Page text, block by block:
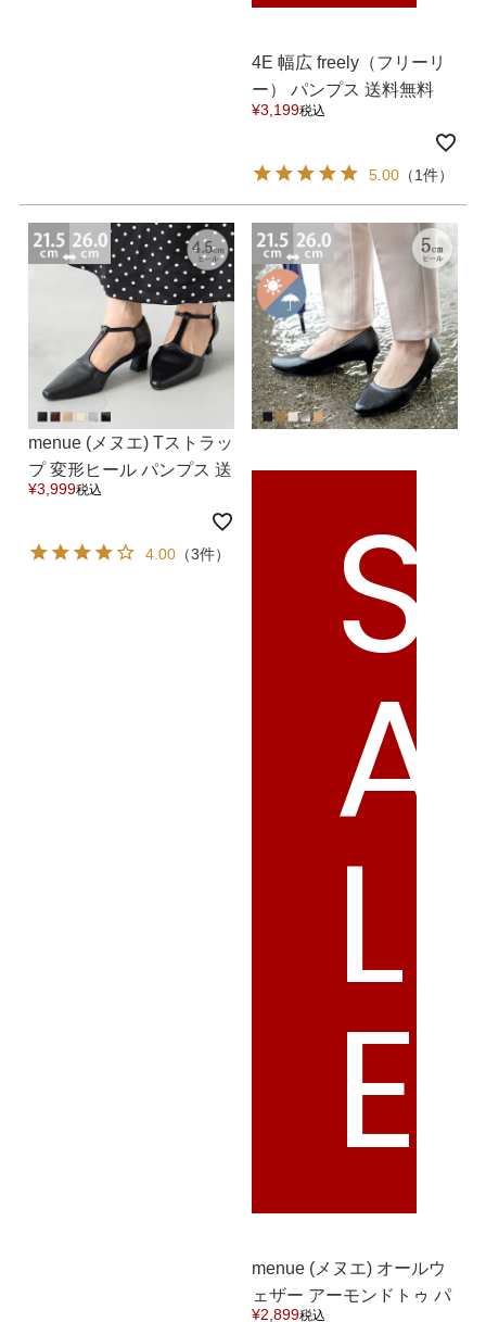
4E 幅広 freely（フリーリ
ー） パンプス 送料無料
¥3,199税込
5.00 （1件）
menue (メヌエ) Tストラッ
プ 変形ヒール パンプス 送
料無料
¥3,999税込
4.00（3件） S
A
L
E
menue (メヌエ) オールウ
ェザー アーモンドトゥ パ
¥2,899税込